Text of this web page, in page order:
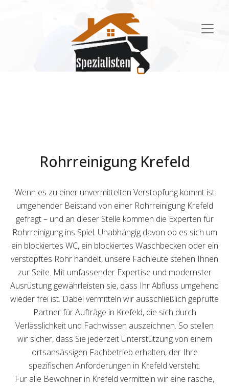
Rohrreinigung Krefeld
Wenn es zu einer unvermittelten Verstopfung kommt ist
umgehender Beistand von einer Rohrreinigung Krefeld
gefragt – und an dieser Stelle kommen die Experten für
Rohrreinigung ins Spiel. Unabhängig davon ob es sich um
ein blockiertes WC, ein blockiertes Waschbecken oder ein
verstopftes Rohr handelt, unsere Fachleute stehen Ihnen
zur Seite. Mit umfassender Expertise und modernster
Ausrüstung gewährleisten sie, dass Ihr Abfluss umgehend
wieder frei ist. Dabei vermitteln wir ausschließlich geprüfte
Partner für Aufträge in Krefeld, die sich durch
Verlässlichkeit und Fachwissen auszeichnen. So stellen
wir sicher, dass Sie jederzeit Unterstützung von einem
ortsansässigen Fachbetrieb erhalten, der Ihre
spezifischen Anforderungen in Krefeld versteht.
Für alle Bewohner in Krefeld vermitteln wir eine rasche,